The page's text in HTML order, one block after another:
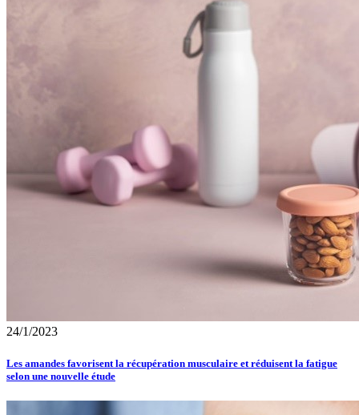
24/1/2023
Les amandes favorisent la récupération musculaire et réduisent la fatigue
selon une nouvelle étude